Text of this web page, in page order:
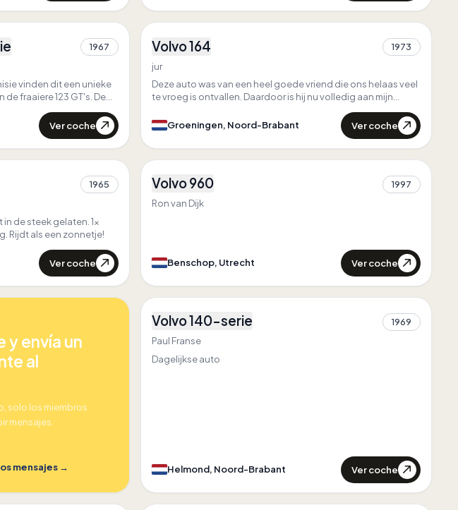
1
4
1967
vinden dit een unieke
fraaiere 123 GT's. De
de 3e
aangebracht.
Ver coche
1
4
Volvo 164
1973
jur
Deze auto was van een heel goede vriend die ons helaas veel
te vroeg is ontvallen. Daardoor is hij nu volledig aan mijn
Groeningen, Noord-Brabant
Ver coche
1
3
1965
de steek gelaten. 1x
Rijdt als een zonnetje!
Ver coche
1
1
Volvo 960
1997
Ron van Dijk
Benschop, Utrecht Ver coche
y envía un
al
solo los miembros
mensajes.
mensajes →
1
1
Volvo 140-serie
1969
Paul Franse
Dagelijkse auto
Helmond, Noord-Brabant Ver coche
3 2